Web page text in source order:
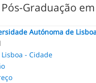
Pós-Graduação
Autónoma de
Lisboa - Cidade